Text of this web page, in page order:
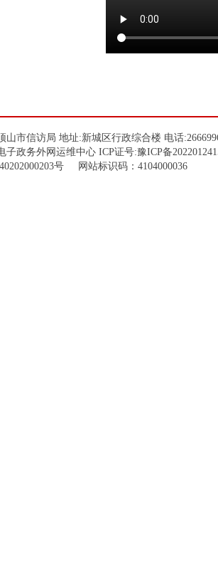
山市信访局 地址:新城区行政综合楼 电话
子政务外网运维中心 ICP证号:豫ICP备
号 网站标识码：4104000036